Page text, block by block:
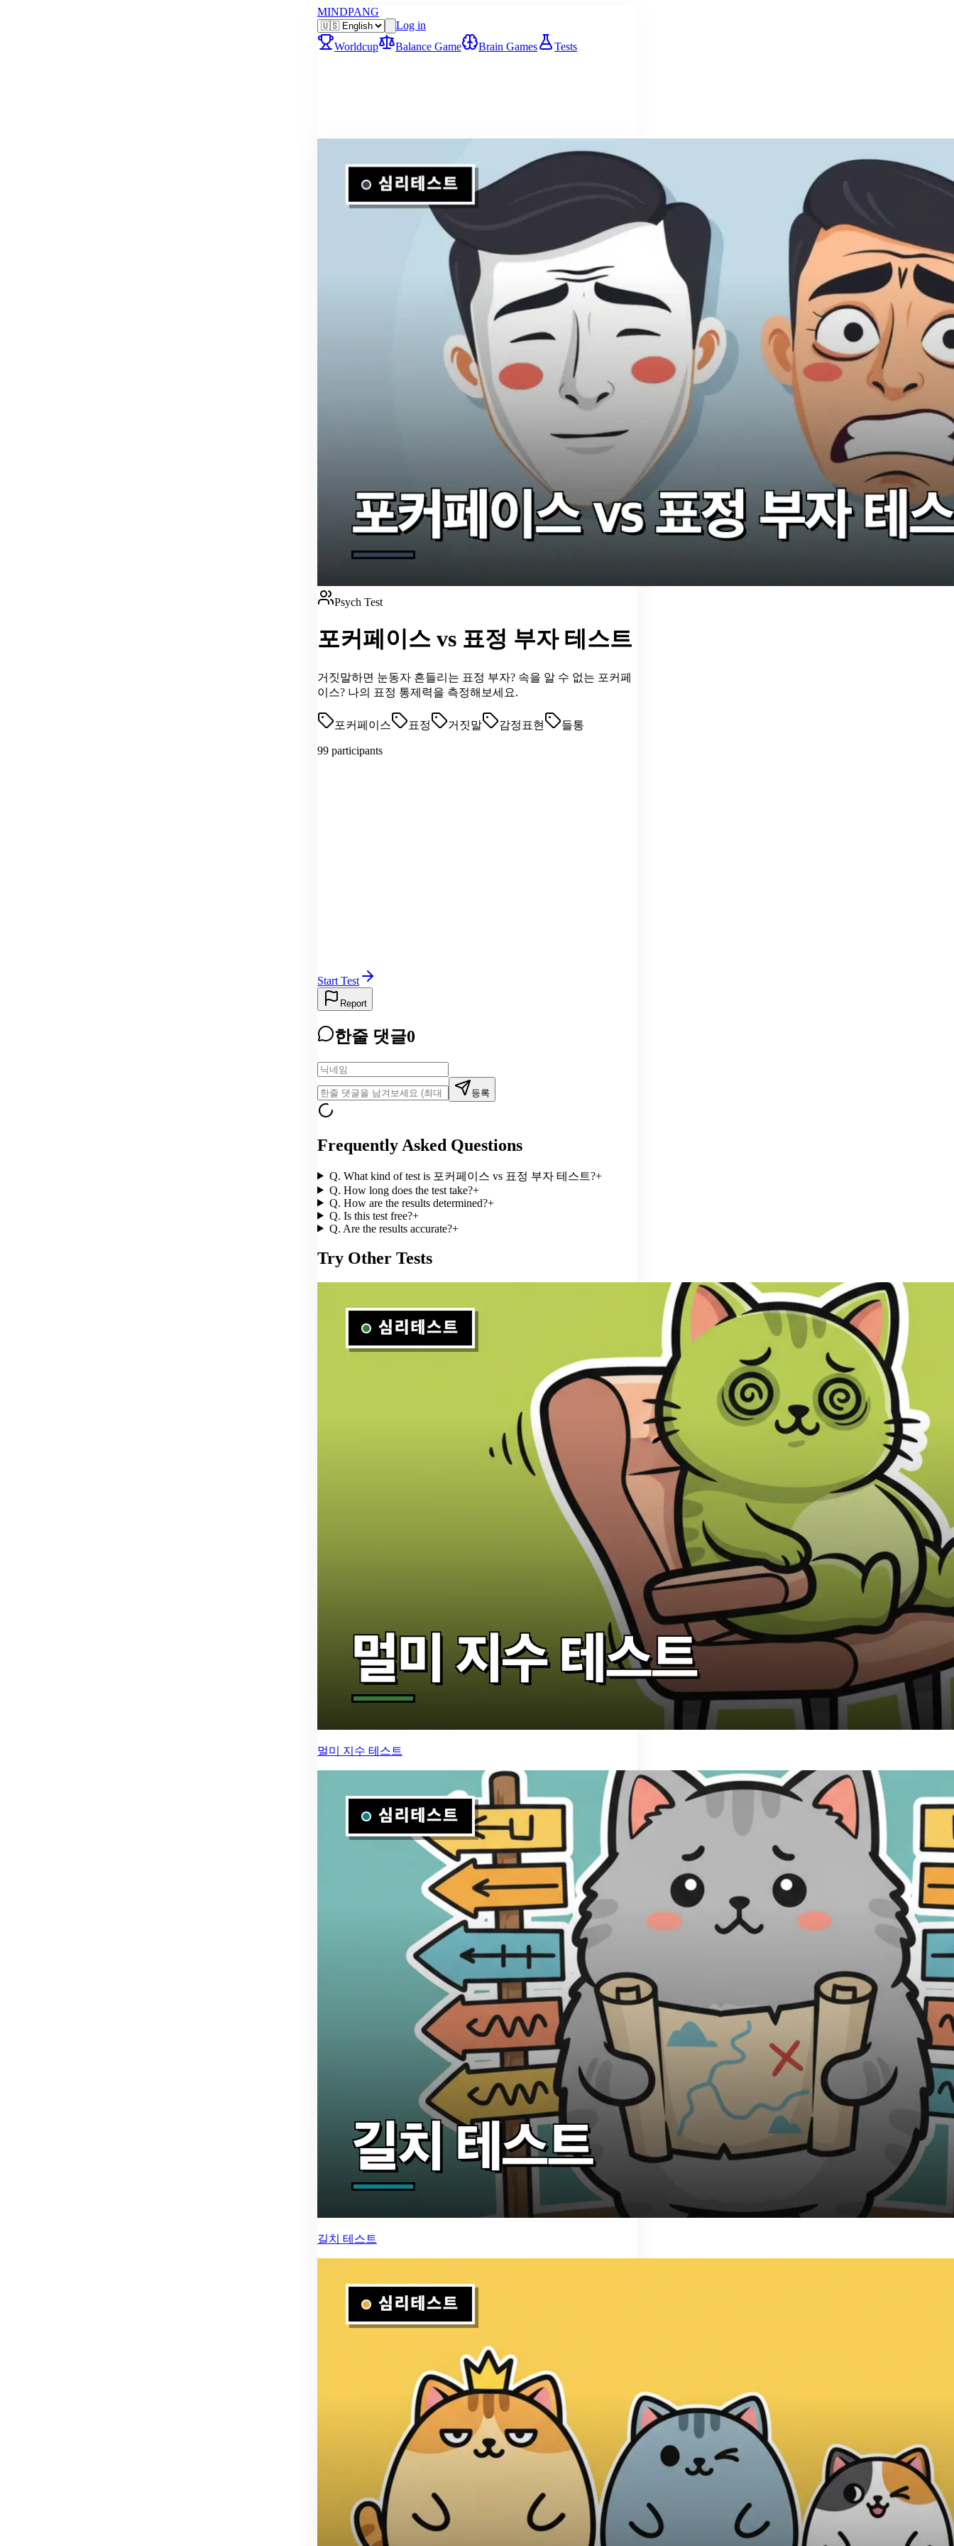
MINDPANG
Log in
Worldcup
Balance Game Brain Games Tests
Psych Test
포커페이스 vs 표정 부자 테스트
거짓말하면 눈동자 흔들리는 표정 부자? 속을 알 수 없는 포커페
이스? 나의 표정 통제력을 측정해보세요.
포커페이스 표정 거짓말 감정표현 들통
99 participants
Start Test
Report
한줄 댓글0
등록
Frequently Asked Questions
Q. What kind of test is 포커페이스 vs 표정 부자 테스트?+
Q. How long does the test take?+
Q. How are the results determined?+
Q. Is this test free?+
Q. Are the results accurate?+
Try Other Tests
멀미 지수 테스트
길치 테스트